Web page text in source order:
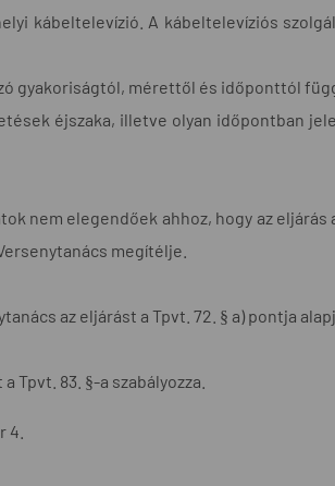
kábeltelevízió. A kábeltelevíziós
gyakoriságtól, mérettől és időponttól
éjszaka, illetve olyan időpontban
nem elegendőek ahhoz, hogy az
megítélje.
az eljárást a Tpvt. 72. § a) pontja
Tpvt. 83. §-a szabályozza.
4.